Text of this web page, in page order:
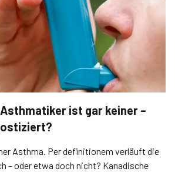
ist gar keiner –
Asthma. Per definitionem verläuft die
– oder etwa doch nicht? Kanadische